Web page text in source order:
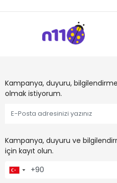
Kampanya, duyuru,
olmak istiyorum.
Kampanya, duyuru ve
için kayıt olun.